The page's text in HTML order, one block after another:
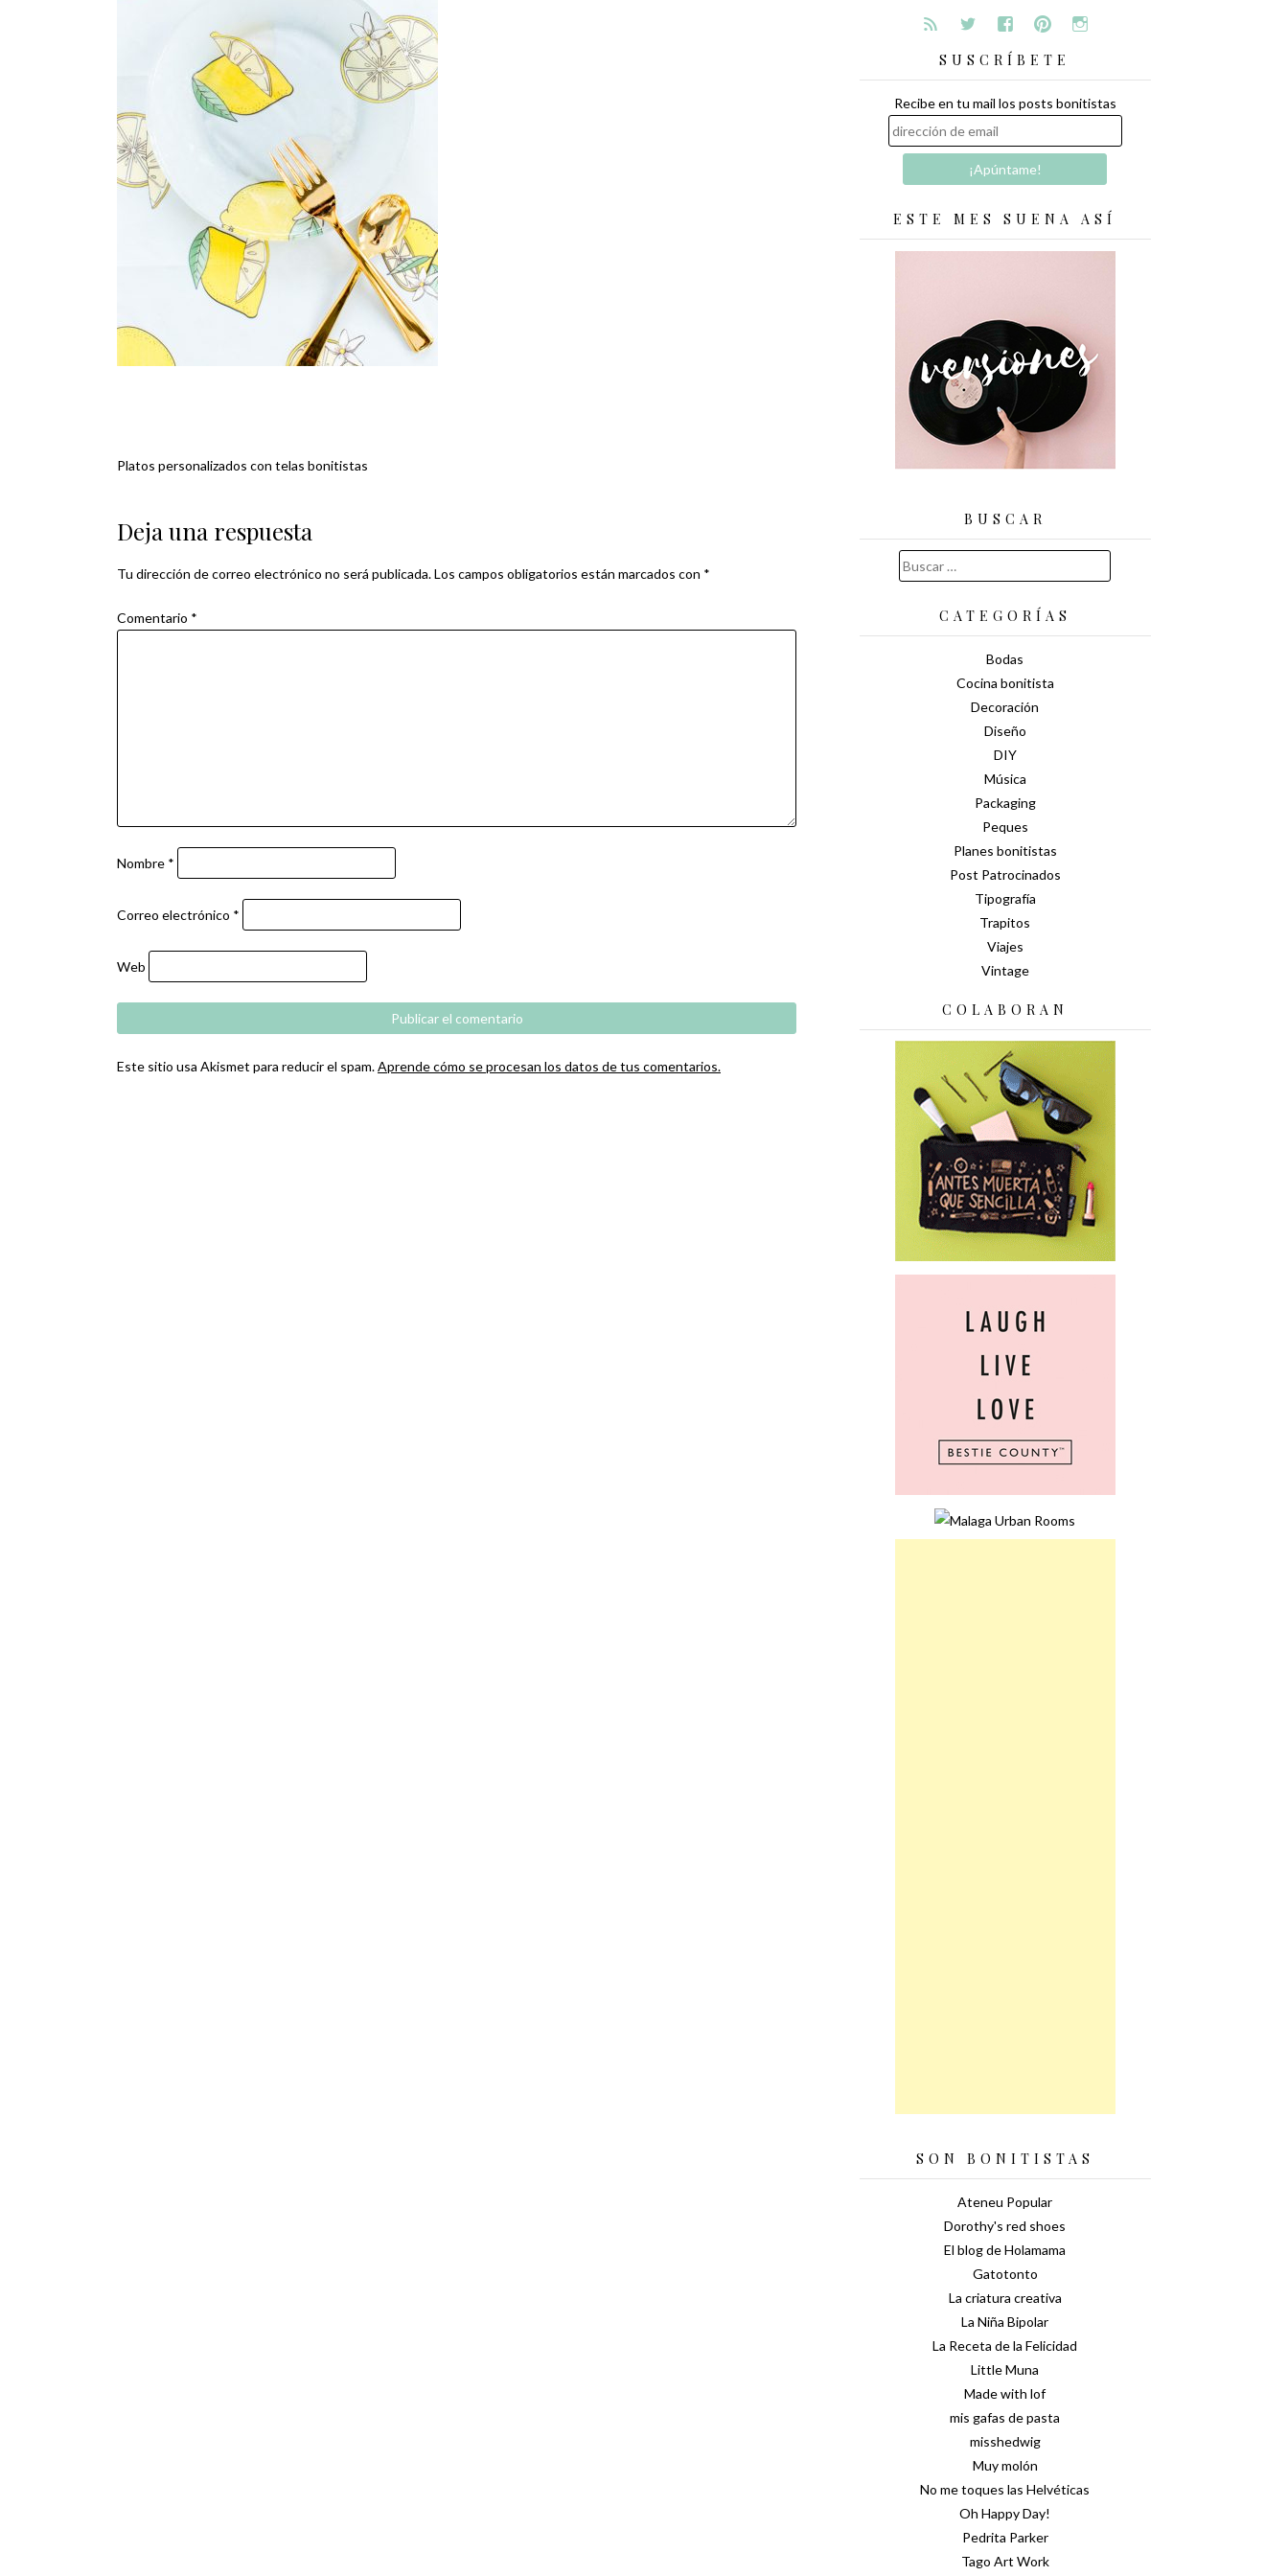
Navegación
de
entradas
Platos personalizados con telas bonitistas
Deja una respuesta
Tu dirección de correo electrónico no será publicada.Los campos obligatorios están marcados con *
Comentario *
Nombre *
Correo electrónico *
Web
Este sitio usa Akismet para reducir el spam.Aprende cómo se procesan los datos de tus comentarios.
SUSCRÍBETE
Recibe en tu mail los posts bonitistas
ESTE MES SUENA ASÍ
BUSCAR
Buscar:
CATEGORÍAS
Bodas
Cocina bonitista
Decoración
Diseño
DIY
Música
Packaging
Peques
Planes bonitistas
Post Patrocinados
Tipografía
Trapitos
Viajes
Vintage
COLABORAN
SON BONITISTAS
Ateneu Popular
Dorothy's red shoes
El blog de Holamama
Gatotonto
La criatura creativa
La Niña Bipolar
La Receta de la Felicidad
Little Muna
Made with lof
mis gafas de pasta
misshedwig
Muy molón
No me toques las Helvéticas
Oh Happy Day!
Pedrita Parker
Tago Art Work